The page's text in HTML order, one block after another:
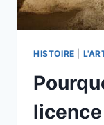
HISTOIRE